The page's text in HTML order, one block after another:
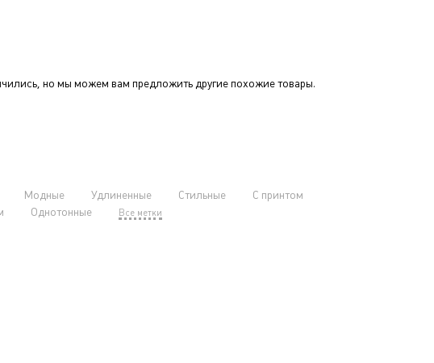
но мы можем вам предложить другие похожие товары.
Модные Удлиненные Стильные
С принтом
Однотонные Все метки